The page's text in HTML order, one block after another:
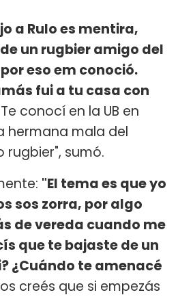
a Rulo es mentira,
un rugbier amigo del
eso em conoció.
fui a tu casa con
Te conocí en la UB en
hermana mala del
rugbier", sumó.
"El tema es que yo
sos zorra, por algo
de vereda cuando me
que te bajaste de un
¿Cuándo te amenacé
creés que si empezás